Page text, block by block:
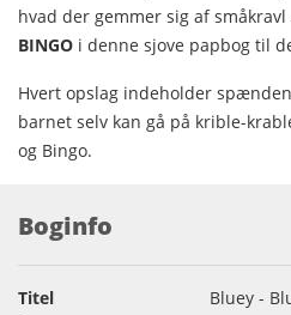
hvad der gemmer sig af
BINGO i denne sjove papbog til
Hvert opslag indeholder
barnet selv kan gå på krible-
og Bingo.
Boginfo
Titel
Bluey -